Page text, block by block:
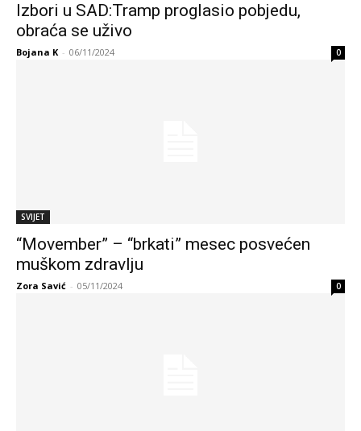
Izbori u SAD:Tramp proglasio pobjedu,
obraća se uživo
Bojana K - 06/11/2024 0
SVIJET
“Movember” – “brkati” mesec posvećen
muškom zdravlju
Zora Savić - 05/11/2024 0